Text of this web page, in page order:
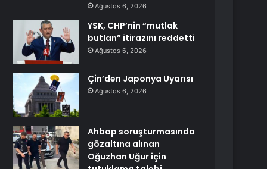
Ağustos 6, 2026
YSK, CHP’nin “mutlak
butlan” itirazını reddetti
Ağustos 6, 2026
Çin’den Japonya Uyarısı
Ağustos 6, 2026
Ahbap soruşturmasında
gözaltına alınan
Oğuzhan Uğur için